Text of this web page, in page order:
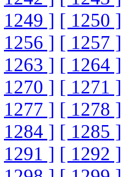
1249 ] [ 1250 ]
1256 ] [ 1257 ]
1263 ] [ 1264 ]
1270 ] [ 1271 ]
1277 ] [ 1278 ]
1284 ] [ 1285 ]
1291 ] [ 1292 ]